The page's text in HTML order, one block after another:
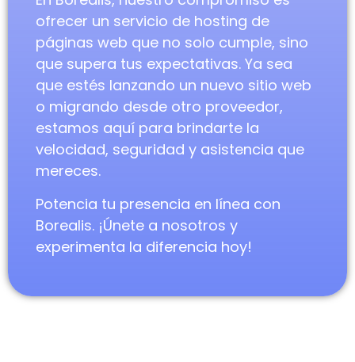
ofrecer un servicio de hosting de
páginas web que no solo cumple, sino
que supera tus expectativas. Ya sea
que estés lanzando un nuevo sitio web
o migrando desde otro proveedor,
estamos aquí para brindarte la
velocidad, seguridad y asistencia que
mereces.
Potencia tu presencia en línea con
Borealis. ¡Únete a nosotros y
experimenta la diferencia hoy!